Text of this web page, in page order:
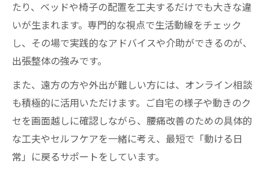
たり、ベッドや椅子の配置を工夫するだけでも大きな違
いが生まれます。専門的な視点で生活動線をチェック
し、その場で実践的なアドバイスや介助ができるのが、
出張整体の強みです。
また、遠方の方や外出が難しい方には、オンライン相談
も積極的に活用いただけます。ご自宅の様子や動きのク
セを画面越しに確認しながら、腰痛改善のための具体的
な工夫やセルフケアを一緒に考え、最短で「動ける日
常」に戻るサポートをしています。